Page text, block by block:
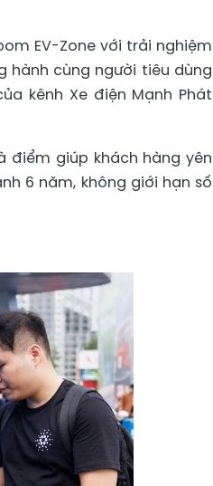
EV-Zone với trải nghiệm
hành cùng người tiêu dùng
kênh Xe điện Mạnh Phát
điểm giúp khách hàng yên
6 năm, không giới hạn số